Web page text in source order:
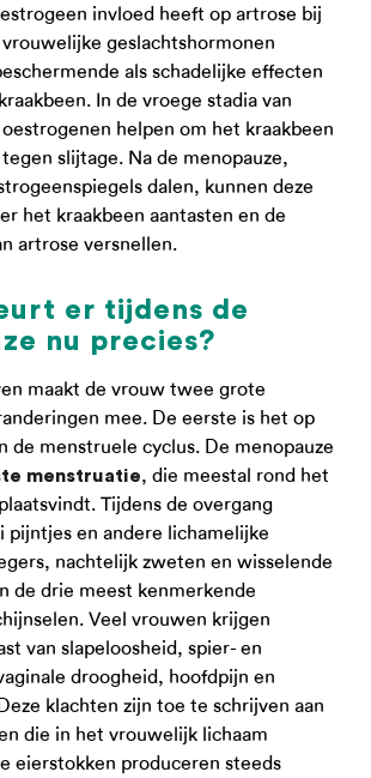
invloed heeft op artrose bij
geslachtshormonen
als schadelijke effecten
In de vroege stadia van
helpen om het kraakbeen
slijtage. Na de menopauze,
dalen, kunnen deze
het kraakbeen aantasten en de
artrose versnellen.
er tijdens de
nu precies?
maakt de vrouw twee grote
mee. De eerste is het op
de menstruele cyclus. De menopauze
menstruatie, die meestal rond het
Tijdens de overgang
pijntjes en andere lichamelijke
nachtelijk zweten en wisselende
de drie meest kenmerkende
Veel vrouwen krijgen
van slapeloosheid, spier- en
droogheid, hoofdpijn en
klachten zijn toe te schrijven aan
die in het vrouwelijk lichaam
eierstokken produceren steeds